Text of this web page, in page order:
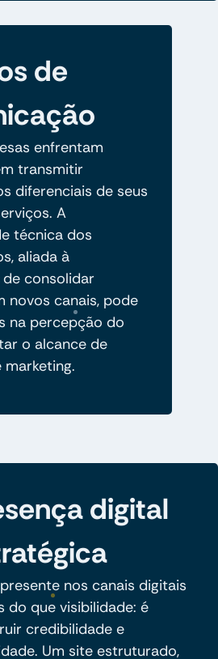
de
enfrentam
transmitir
diferenciais de seus
A
técnica dos
aliada à
consolidar
novos canais, pode
na percepção do
o alcance de
marketing.
digital
nos canais digitais
do que visibilidade: é
credibilidade e
Um site estruturado,